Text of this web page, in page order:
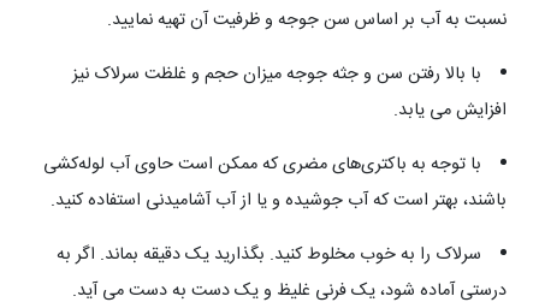
نسبت به آب بر اساس سن جوجه و ظرفیت آن تهیه نمایید.
با بالا رفتن سن و جثه جوجه میزان حجم و غلظت سرلاک نیز
افزایش می یابد.
با توجه به باکتری‌های مضری که ممکن است حاوی آب لوله‌کشی
باشند، بهتر است که آب جوشیده و یا از آب آشامیدنی استفاده کنید.
سرلاک را به خوب مخلوط کنید. بگذارید یک دقیقه بماند. اگر به
درستی آماده شود، یک فرنی غلیظ و یک دست به دست می آید.